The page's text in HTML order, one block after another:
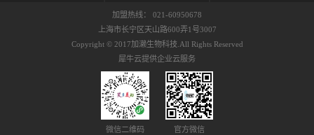
恶化的环境。Kinesio肌内效贴的作用，就是解
决这些问题。 KinesioTaping ® （Kinesio贴扎
疗法）的概念是空（空间），动（流动），冷
（抑制热的上升），为了实现这些，贴布的质
作出来。 特别地，Kinesio Medical
Tappling®（Kinesio医疗贴扎）通过从皮肤表面
长时间给予适...
到辅助修复损伤组织的作用。对组织的营养供
膜，韧带和关节周围皮下组织的关节囊。 流
体力学理论加濑博士-Kinesio肌内效贴布的发明
人流体力学理论是以对日常生活产生反复影响
的纤细筋膜的性质为焦点。 筋膜容易受到外部
加盟热线： 021-60950678
上海市长宁区天山路600弄1号3007
Copyright © 2017加濑生物科技.All Rights Reserved
犀牛云提供企业云服务
微信二维码 官方微信